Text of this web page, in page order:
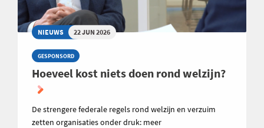
NIEUWS 22 JUN 2026
GESPONSORD
Hoeveel kost niets doen rond welzijn?
De strengere federale regels rond welzijn en verzuim
zetten organisaties onder druk: meer